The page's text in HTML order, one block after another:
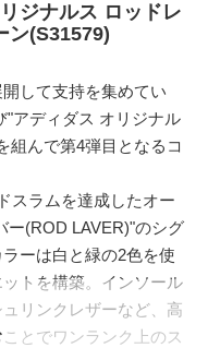
ジナルス ロッドレ
ン(S31579)
して支持を集めてい
"アディダス オリジナル
組んで第4弾目となるコ
スラムを達成したオー
ー(ROD LAVER)"のシグ
ーは白と緑の2色を使
トを構築。インソール
リンクレザーなど、高
とでワンランク上のス